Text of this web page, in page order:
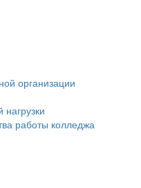
организации
работы колледжа